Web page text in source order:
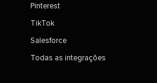
Pinterest​​
TikTok​​
Salesforce​​
Todas as integrações​​